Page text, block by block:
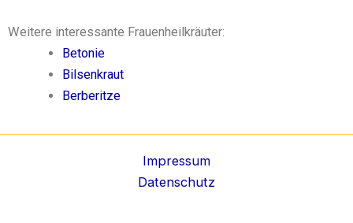
Weitere interessante Frauenheilkräuter:
Betonie
Bilsenkraut
Berberitze
Impressum
Datenschutz